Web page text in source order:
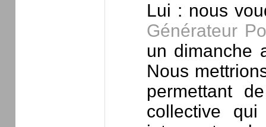
Lui : nous
Générateur
un dimanche
Nous
permettant
collective